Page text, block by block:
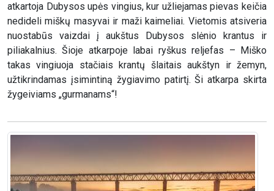
atkartoja Dubysos upės vingius, kur užliejamas pievas keičia
nedideli miškų masyvai ir maži kaimeliai. Vietomis atsiveria
nuostabūs vaizdai į aukštus Dubysos slėnio krantus ir
piliakalnius. Šioje atkarpoje labai ryškus reljefas – Miško
takas vingiuoja stačiais krantų šlaitais aukštyn ir žemyn,
užtikrindamas įsimintiną žygiavimo patirtį. Ši atkarpa skirta
žygeiviams „gurmanams“!